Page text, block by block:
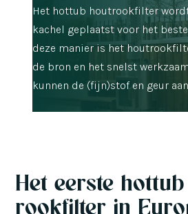
Het hottub houtrookfilter
kachel geplaatst voor het
deze manier is het
de bron en het snelst
kunnen de (fijn)stof en geur
Het eerste hottub
rookfilter in